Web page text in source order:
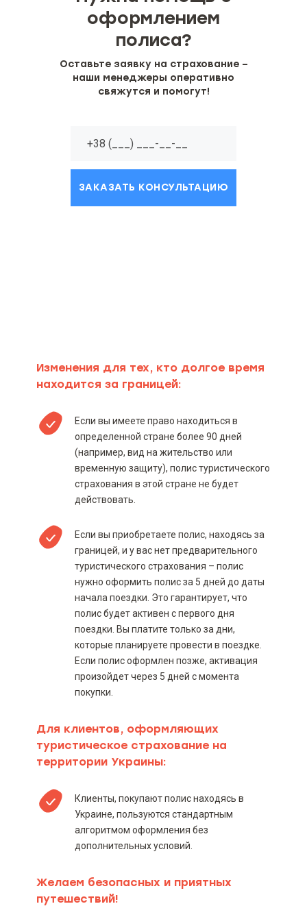
оформлением
полиса?
Оставьте заявку на страхование –
наши менеджеры оперативно
свяжутся и помогут!
ЗАКАЗАТЬ КОНСУЛЬТАЦИЮ
Изменения для тех, кто долгое время
находится за границей:
Если вы имеете право находиться в
определенной стране более 90 дней
(например, вид на жительство или
временную защиту), полис туристического
страхования в этой стране не будет
действовать.
Если вы приобретаете полис, находясь за
границей, и у вас нет предварительного
туристического страхования – полис
нужно оформить полис за 5 дней до даты
начала поездки. Это гарантирует, что
полис будет активен с первого дня
поездки. Вы платите только за дни,
которые планируете провести в поездке.
Если полис оформлен позже, активация
произойдет через 5 дней с момента
покупки.
Для клиентов, оформляющих
туристическое страхование на
территории Украины:
Клиенты, покупают полис находясь в
Украине, пользуются стандартным
алгоритмом оформления без
дополнительных условий.
Желаем безопасных и приятных
путешествий!